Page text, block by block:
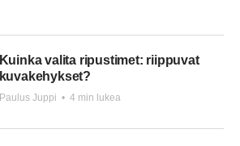
Kuinka valita ripustimet: riippuvat
kuvakehykset?
Paulus Juppi • 4 min lukea